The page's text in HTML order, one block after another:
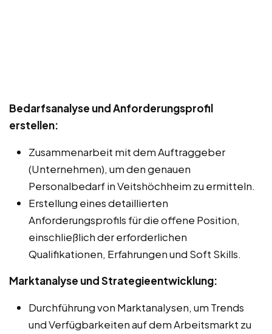
Bedarfsanalyse und Anforderungsprofil
erstellen:
Zusammenarbeit mit dem Auftraggeber
(Unternehmen), um den genauen
Personalbedarf in Veitshöchheim zu ermitteln.
Erstellung eines detaillierten
Anforderungsprofils für die offene Position,
einschließlich der erforderlichen
Qualifikationen, Erfahrungen und Soft Skills.
Marktanalyse und Strategieentwicklung:
Durchführung von Marktanalysen, um Trends
und Verfügbarkeiten auf dem Arbeitsmarkt zu